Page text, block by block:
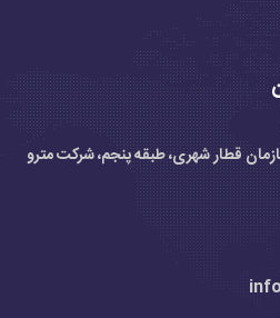
قطار شهری، طبقه پنجم، شرکت مترو